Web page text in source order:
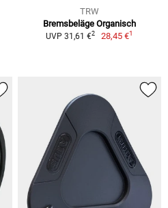
TRW
Bremsbeläge Organisch
UVP 31,61 €2 28,45 €1